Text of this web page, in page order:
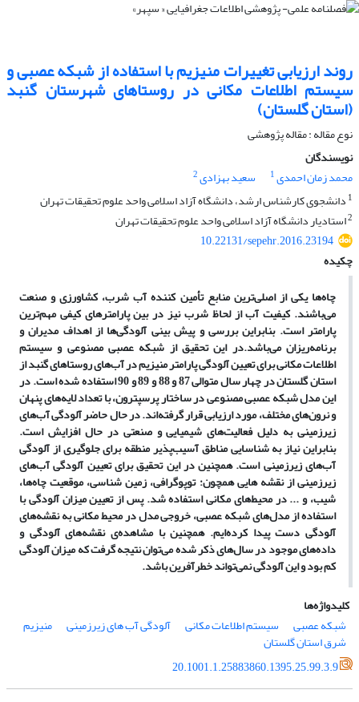
روند ارزیابی تغییرات منیزیم با استفاده از شبکه عصبی و
سیستم اطلاعات مکانی در روستاهای شهرستان گنبد
(استان گلستان)
نوع مقاله : مقاله پژوهشی
نویسندگان
محمد زمان احمدی1 سعید بهزادی2
1 دانشجوی کارشناس ارشد، دانشگاه آزاد اسلامی واحد علوم تحقیقات تهران
2استادیار دانشگاه آزاد اسلامی واحد علوم تحقیقات تهران
10.22131/sepehr.2016.23194
چکیده
چاهها یکی از اصلیترین منابع تأمین کننده آب شرب، کشاورزی و صنعت
میباشند. کیفیت آب از لحاظ شرب نیز در بین پارامترهای کیفی مهمترین
پارامتر است. بنابراین بررسی و پیش بینی آلودگیها از اهداف مدیران و
برنامهریزان میباشد.در این تحقیق از شبکه عصبی مصنوعی و سیستم
اطلاعات مکانی برای تعیین آلودگی پارامتر منیزیم در آبهای روستاهای گنبد از
استان گلستان در چهار سال متوالی 87 و 88 و 89 و 90 استفاده شده است. در
این مدل شبکه عصبی مصنوعی در ساختار پرسپترون، با تعداد لایههای پنهان
و نرونهای مختلف، مورد ارزیابی قرار گرفتهاند. در حال حاضر آلودگی آبهای
زیرزمینی به دلیل فعالیتهای شیمیایی و صنعتی در حال افزایش است.
بنابراین نیاز به شناسایی مناطق آسیبپذیر منطقه برای جلوگیری از آلودگی
آبهای زیرزمینی است. همچنین در این تحقیق برای تعیین آلودگی آبهای
زیرزمینی از نقشه هایی همچون: توپوگرافی، زمین شناسی، موقعیت چاهها،
شیب، و ... در محیطهای مکانی استفاده شد. پس از تعیین میزان آلودگی با
استفاده از مدلهای شبکه عصبی، خروجی مدل در محیط مکانی به نقشههای
آلودگی دست پیدا کردهایم. همچنین با مشاهدهی نقشههای آلودگی و
دادههای موجود در سالهای ذکر شده میتوان نتیجه گرفت که میزان آلودگی
کم بود و این آلودگی نمیتواند خطرآفرین باشد.
کلیدواژه‌ها
شبکه عصبی
سیستم اطلاعات مکانی آلودگی آب های زیرزمینی منیزیم
شرق استان گلستان
20.1001.1.25883860.1395.25.99.3.9